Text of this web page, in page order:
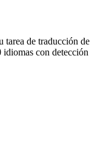
tarea de traducción de
idiomas con detección